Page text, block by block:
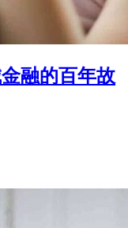
融的百年故